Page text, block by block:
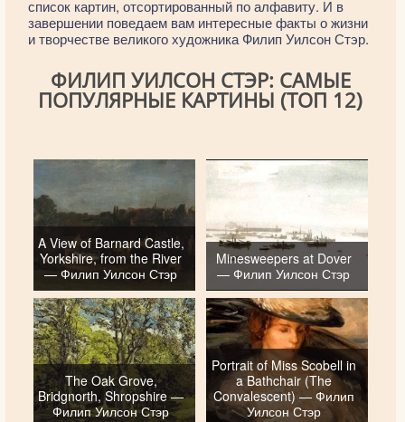
список картин, отсортированный по алфавиту. И в
завершении поведаем вам интересные факты о жизни
и творчестве великого художника Филип Уилсон Стэр.
ФИЛИП УИЛСОН СТЭР: САМЫЕ
ПОПУЛЯРНЫЕ КАРТИНЫ (ТОП 12)
A View of Barnard Castle,
Yorkshire, from the River
— Филип Уилсон Стэр
Minesweepers at Dover
— Филип Уилсон Стэр
The Oak Grove,
Bridgnorth, Shropshire —
Филип Уилсон Стэр
Portrait of Miss Scobell in
a Bathchair (The
Convalescent) — Филип
Уилсон Стэр